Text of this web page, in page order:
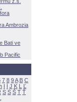
Ambrozia
Bati ve
Pacific
7 8 9A B C
I Í J K L
Ľ
S Ś T Ť